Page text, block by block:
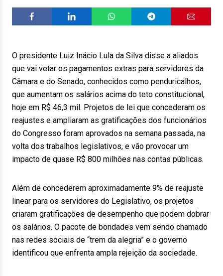
O presidente Luiz Inácio Lula da Silva disse a aliados
que vai vetar os pagamentos extras para servidores da
Câmara e do Senado, conhecidos como penduricalhos,
que aumentam os salários acima do teto constitucional,
hoje em R$ 46,3 mil. Projetos de lei que concederam os
reajustes e ampliaram as gratificações dos funcionários
do Congresso foram aprovados na semana passada, na
volta dos trabalhos legislativos, e vão provocar um
impacto de quase R$ 800 milhões nas contas públicas.
Além de concederem aproximadamente 9% de reajuste
linear para os servidores do Legislativo, os projetos
criaram gratificações de desempenho que podem dobrar
os salários. O pacote de bondades vem sendo chamado
nas redes sociais de “trem da alegria” e o governo
identificou que enfrenta ampla rejeição da sociedade.